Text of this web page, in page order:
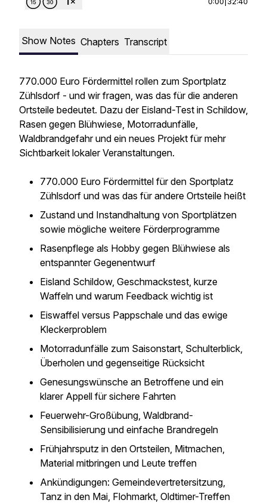
Show Notes Chapters Transcript
770.000 Euro Fördermittel rollen zum Sportplatz
Zühlsdorf - und wir fragen, was das für die anderen
Ortsteile bedeutet. Dazu der Eisland-Test in Schildow,
Rasen gegen Blühwiese, Motorradunfälle,
Waldbrandgefahr und ein neues Projekt für mehr
Sichtbarkeit lokaler Veranstaltungen.
770.000 Euro Fördermittel für den Sportplatz
Zühlsdorf und was das für andere Ortsteile heißt
Zustand und Instandhaltung von Sportplätzen
sowie mögliche weitere Förderprogramme
Rasenpflege als Hobby gegen Blühwiese als
entspannter Gegenentwurf
Eisland Schildow, Geschmackstest, kurze
Waffeln und warum Feedback wichtig ist
Eiswaffel versus Pappschale und das ewige
Kleckerproblem
Motorradunfälle zum Saisonstart, Schulterblick,
Überholen und gegenseitige Rücksicht
Genesungswünsche an Betroffene und ein
klarer Appell für sichere Fahrten
Feuerwehr-Großübung, Waldbrand-
Sensibilisierung und einfache Brandregeln
Frühjahrsputz in den Ortsteilen, Mitmachen,
Material mitbringen und Leute treffen
Ankündigungen: Gemeindevertretersitzung,
Tanz in den Mai, Flohmarkt, Oldtimer-Treffen